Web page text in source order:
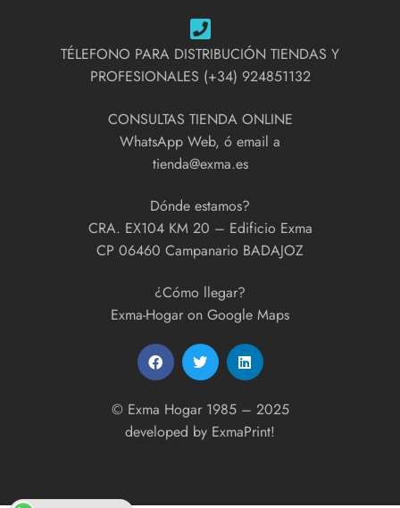
TÉLEFONO PARA DISTRIBUCIÓN TIENDAS Y
PROFESIONALES (+34) 924851132
CONSULTAS TIENDA ONLINE
WhatsApp Web, ó email a
tienda@exma.es
Dónde estamos?
CRA. EX104 KM 20 – Edificio Exma
CP 06460 Campanario BADAJOZ
¿Cómo llegar?
Exma-Hogar on Google Maps
© Exma Hogar 1985 – 2025
developed by ExmaPrint!